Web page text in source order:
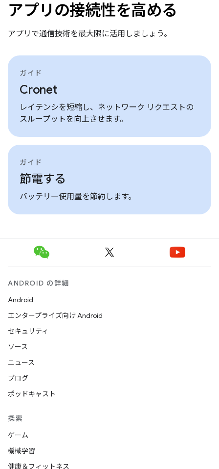
アプリの接続性を高める
アプリで通信技術を最大限に活用しましょう。
ガイド
Cronet
レイテンシを短縮し、ネットワーク リクエストの
スループットを向上させます。
ガイド
節電する
バッテリー使用量を節約します。
ANDROID の詳細
Android
エンタープライズ向け Android
セキュリティ
ソース
ニュース
ブログ
ポッドキャスト
探索
ゲーム
機械学習
健康＆フィットネス